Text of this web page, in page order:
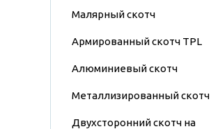
Малярный скотч
Армированный скотч TPL
Алюминиевый скотч
Металлизированный скотч
Двухсторонний скотч на